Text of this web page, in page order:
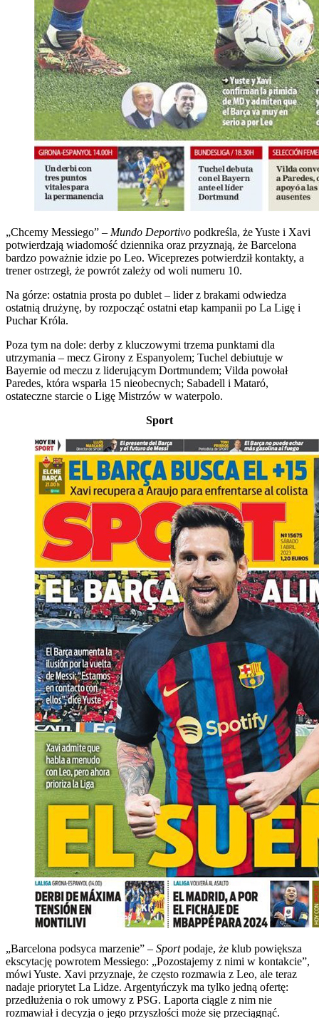
„Chcemy Messiego” – Mundo Deportivo podkreśla, że Yuste i Xavi
potwierdzają wiadomość dziennika oraz przyznają, że Barcelona
bardzo poważnie idzie po Leo. Wiceprezes potwierdził kontakty, a
trener ostrzegł, że powrót zależy od woli numeru 10.
Na górze: ostatnia prosta po dublet – lider z brakami odwiedza
ostatnią drużynę, by rozpocząć ostatni etap kampanii po La Ligę i
Puchar Króla.
Poza tym na dole: derby z kluczowymi trzema punktami dla
utrzymania – mecz Girony z Espanyolem; Tuchel debiutuje w
Bayernie od meczu z liderującym Dortmundem; Vilda powołał
Paredes, która wsparła 15 nieobecnych; Sabadell i Mataró,
ostateczne starcie o Ligę Mistrzów w waterpolo.
Sport
„Barcelona podsyca marzenie” – Sportpodaje, że klub powiększa
ekscytację powrotem Messiego: „Pozostajemy z nimi w kontakcie”,
mówi Yuste. Xavi przyznaje, że często rozmawia z Leo, ale teraz
nadaje priorytet La Lidze. Argentyńczyk ma tylko jedną ofertę:
przedłużenia o rok umowy z PSG. Laporta ciągle z nim nie
rozmawiał i decyzja o jego przyszłości może się przeciągnąć.